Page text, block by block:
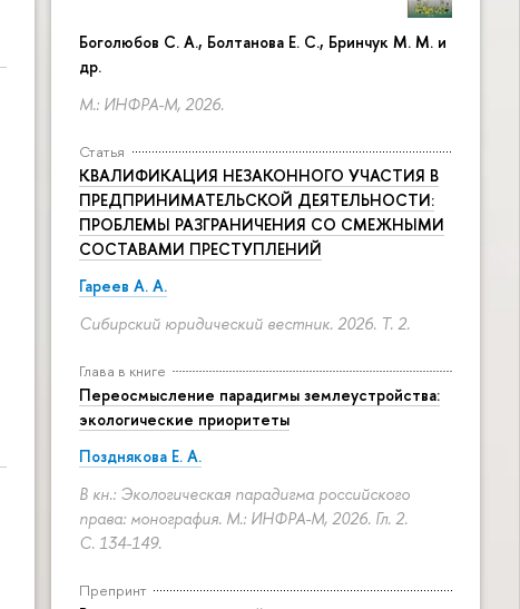
Боголюбов С. А., Болтанова Е. С., Бринчук М. М. и
др.
М.: ИНФРА-М, 2026.
Статья
КВАЛИФИКАЦИЯ НЕЗАКОННОГО УЧАСТИЯ В
ПРЕДПРИНИМАТЕЛЬСКОЙ ДЕЯТЕЛЬНОСТИ:
ПРОБЛЕМЫ РАЗГРАНИЧЕНИЯ СО СМЕЖНЫМИ
СОСТАВАМИ ПРЕСТУПЛЕНИЙ
Гареев А. А.
Сибирский юридический вестник. 2026. Т. 2.
Глава в книге
Переосмысление парадигмы землеустройства:
экологические приоритеты
Позднякова Е. А.
В кн.: Экологическая парадигма российского
права: монография. М.: ИНФРА-М, 2026. Гл. 2.
С. 134-149.
Препринт